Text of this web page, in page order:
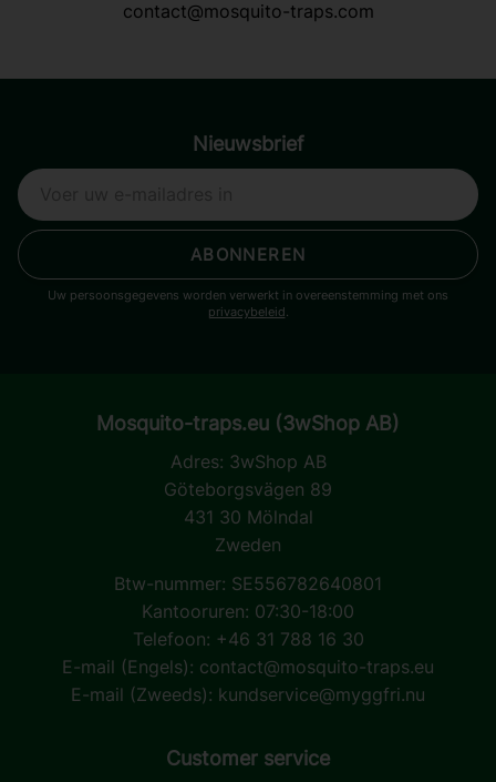
contact@mosquito-traps.com
Nieuwsbrief
ABONNEREN
Uw persoonsgegevens worden verwerkt in overeenstemming met ons
privacybeleid
Mosquito-traps.eu (3wShop AB)
Adres: 3wShop AB
Göteborgsvägen 89
431 30 Mölndal
Zweden
Btw-nummer: SE556782640801
Kantooruren: 07:30-18:00
Telefoon: +46 31 788 16 30
E-mail (Engels): contact@mosquito-traps.eu
E-mail (Zweeds): kundservice@myggfri.nu
Customer service